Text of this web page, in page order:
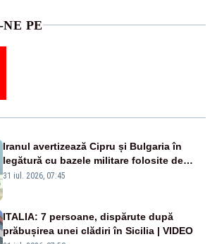
PE
Iranul avertizează Cipru și Bulgaria în
legătură cu bazele militare folosite de
SUA
31 iul. 2026, 07:45
ITALIA: 7 persoane, dispărute după
prăbușirea unei clădiri în Sicilia | VIDEO